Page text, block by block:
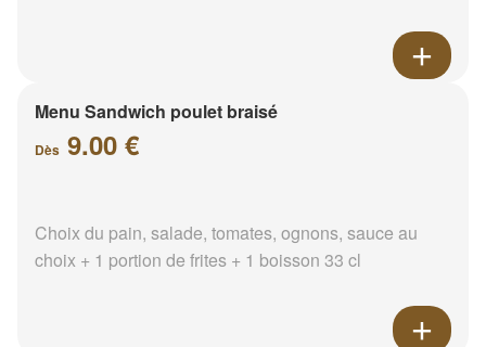
Menu Sandwich poulet braisé
Dès 9.00 €
Choix du pain, salade, tomates, ognons, sauce au
choix + 1 portion de frites + 1 boisson 33 cl